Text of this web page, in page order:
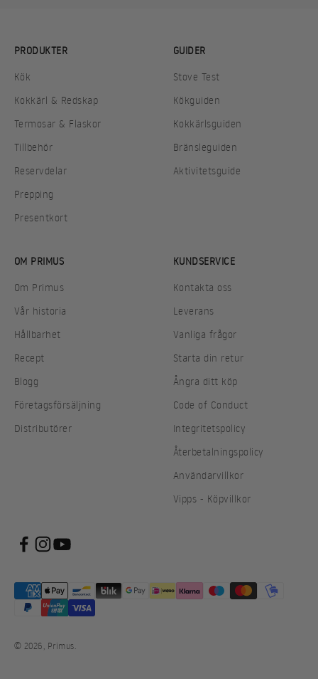
PRODUKTER
Kök
Kokkärl & Redskap
Termosar & Flaskor
Tillbehör
Reservdelar
Prepping
Presentkort
GUIDER
Stove Test
Kökguiden
Kokkärlsguiden
Bränsleguiden
Aktivitetsguide
OM PRIMUS
Om Primus
Vår historia
Hållbarhet
Recept
Blogg
Företagsförsäljning
Distributörer
KUNDSERVICE
Kontakta oss
Leverans
Vanliga frågor
Starta din retur
Ångra ditt köp
Code of Conduct
Integritetspolicy
Återbetalningspolicy
Användarvillkor
Vipps - Köpvillkor
© 2026, Primus.